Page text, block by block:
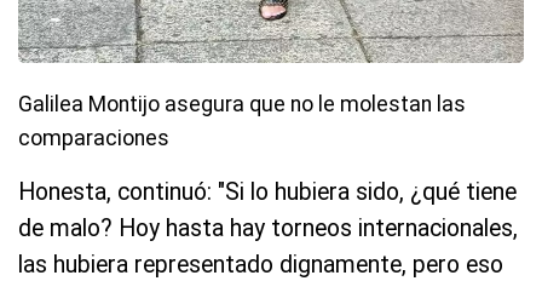
Galilea Montijo asegura que no le molestan las
comparaciones
Honesta, continuó: "Si lo hubiera sido, ¿qué tiene
de malo? Hoy hasta hay torneos internacionales,
las hubiera representado dignamente, pero eso